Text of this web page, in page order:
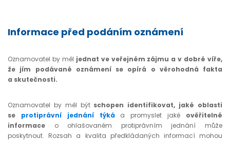
Informace před podáním oznámení
Oznamovatel by měl jednat ve veřejném zájmu a v dobré víře,
že jím podávané oznámení se opírá o věrohodná fakta
a skutečnosti.
Oznamovatel by měl být schopen identifikovat, jaké oblasti
se protiprávní jednání týkáa promyslet jaké ověřitelné
informace o ohlašovaném protiprávním jednání může
poskytnout. Rozsah a kvalita předkládaných informací mohou